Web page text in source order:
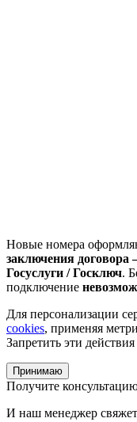
Новые номера
заключения договора
Госуслуги / Госключ.
подключение
Для персонализации
cookies, применяя
Запретить эти
Принимаю
Получите
И наш менеджер